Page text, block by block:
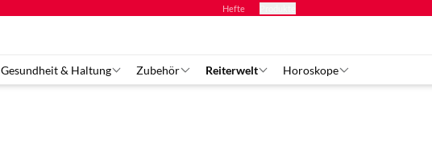
Hefte
Gesundheit & Haltung Zubehör Reiterwelt Horoskope